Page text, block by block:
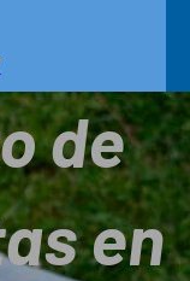
de
en